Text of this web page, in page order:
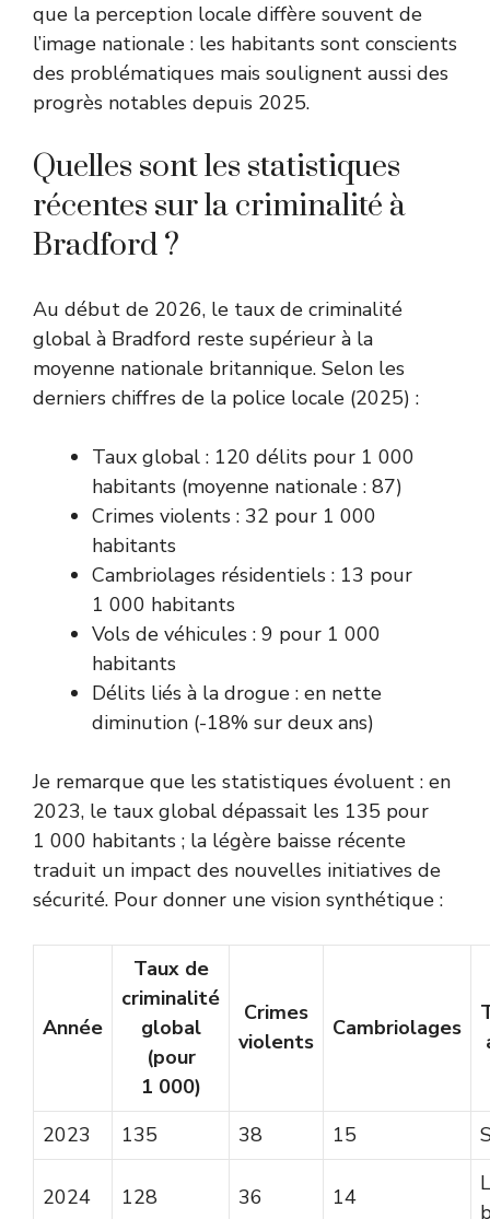
que la perception locale diffère souvent de
l’image nationale : les habitants sont conscients
des problématiques mais soulignent aussi des
progrès notables depuis 2025.
Quelles sont les statistiques
récentes sur la criminalité à
Bradford ?
Au début de 2026, le taux de criminalité
global à Bradford reste supérieur à la
moyenne nationale britannique. Selon les
derniers chiffres de la police locale (2025) :
Taux global : 120 délits pour 1 000
habitants (moyenne nationale : 87)
Crimes violents : 32 pour 1 000
habitants
Cambriolages résidentiels : 13 pour
1 000 habitants
Vols de véhicules : 9 pour 1 000
habitants
Délits liés à la drogue : en nette
diminution (-18% sur deux ans)
Je remarque que les statistiques évoluent : en
2023, le taux global dépassait les 135 pour
1 000 habitants ; la légère baisse récente
traduit un impact des nouvelles initiatives de
sécurité. Pour donner une vision synthétique :
Année
Taux de
criminalité
global
(pour
1 000)
Crimes
violents
Cambriolages
2023 135 38 15
2024 128 36 14